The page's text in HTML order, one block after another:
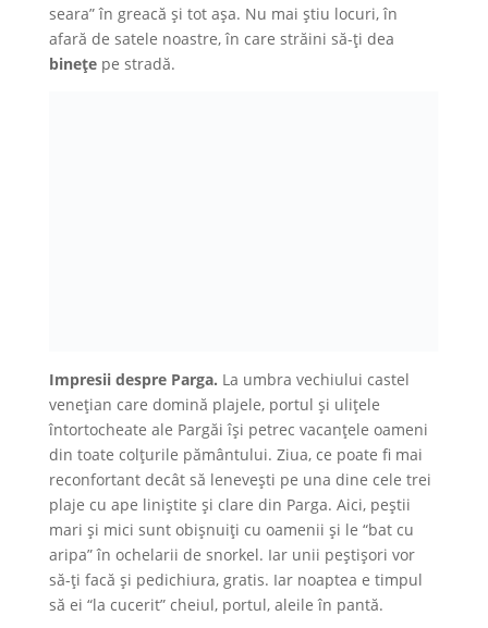
seara” în greacă și tot așa. Nu mai știu locuri, în
afară de satele noastre, în care străini să-ți dea
binețepe stradă.
Impresii despre Parga. La umbra vechiului castel
venețian care domină plajele, portul și ulițele
întortocheate ale Pargăi își petrec vacanțele oameni
din toate colțurile pământului. Ziua, ce poate fi mai
reconfortant decât să lenevești pe una dine cele trei
plaje cu ape liniștite și clare din Parga. Aici, peștii
mari și mici sunt obișnuiți cu oamenii și le “bat cu
aripa” în ochelarii de snorkel. Iar unii peștișori vor
să-ți facă și pedichiura, gratis. Iar noaptea e timpul
să ei “la cucerit” cheiul, portul, aleile în pantă.